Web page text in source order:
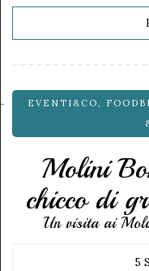
EVENTI&CO,
Molini
chicco di
Un visita ai
5